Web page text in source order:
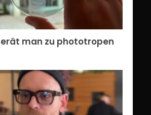
man zu phototropen